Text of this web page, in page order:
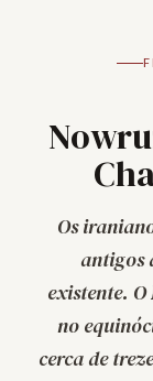
Os
antigos
existente. O
no
cerca de